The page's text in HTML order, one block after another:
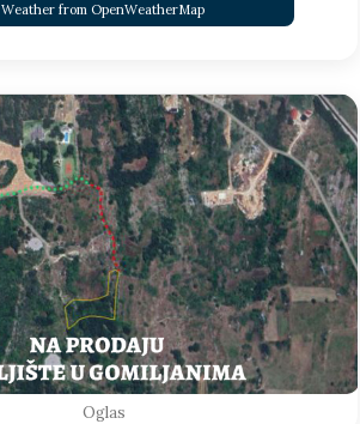
Weather from OpenWeatherMap
Oglas